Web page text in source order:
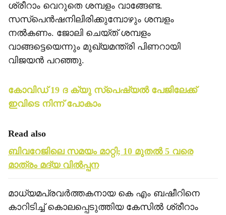
e
ശ്രീറാം വെറുതെ ശമ്പളം വാങ്ങേണ്ട.
സസ്‌പെന്‍ഷനിലിരിക്കുമ്പോഴും ശമ്പളം
നല്‍കണം. ജോലി ചെയ്ത് ശമ്പളം
വാങ്ങട്ടെയെന്നും മുഖ്യമന്ത്രി പിണറായി
വിജയന്‍ പറഞ്ഞു.
കോവിഡ് 19 ദ ക്യു സ്‌പെഷ്യല്‍ പേജിലേക്ക്
ഇവിടെ നിന്ന് പോകാം
Read also
ബിവറേജിലെ സമയം മാറ്റി; 10 മുതല്‍ 5 വരെ
മാത്രം മദ്യ വില്‍പ്പന
മാധ്യമപ്രവര്‍ത്തകനായ കെ എം ബഷീറിനെ
കാറിടിച്ച് കൊലപ്പെടുത്തിയ കേസില്‍ ശ്രീറാം